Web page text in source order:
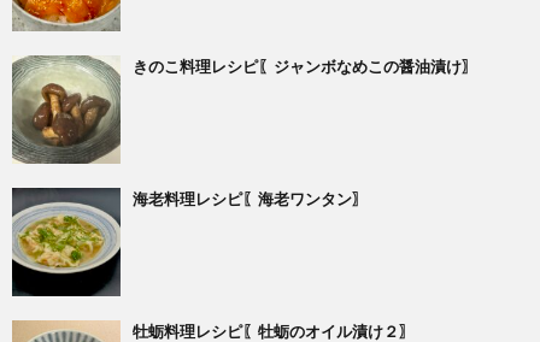
きのこ料理レシピ〖ジャンボなめこの醤油漬け〗
海老料理レシピ〖海老ワンタン〗
牡蛎料理レシピ〖牡蛎のオイル漬け２〗